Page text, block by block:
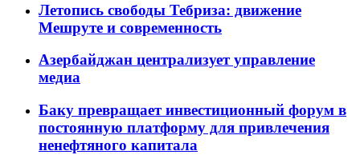
Летопись свободы Тебриза: движение
Мешруте и современность
Азербайджан централизует управление
медиа
Баку превращает инвестиционный форум в
постоянную платформу для привлечения
ненефтяного капитала